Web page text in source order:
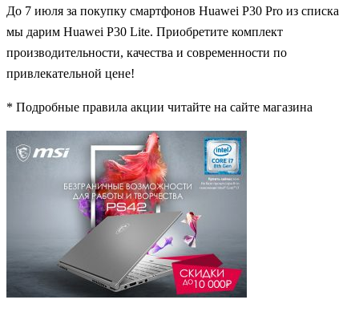
До 7 июля за покупку смартфонов Huawei P30 Pro из списка
мы дарим Huawei P30 Lite. Приобретите комплект
производительности, качества и современности по
привлекательной цене!
* Подробные правила акции читайте на сайте магазина